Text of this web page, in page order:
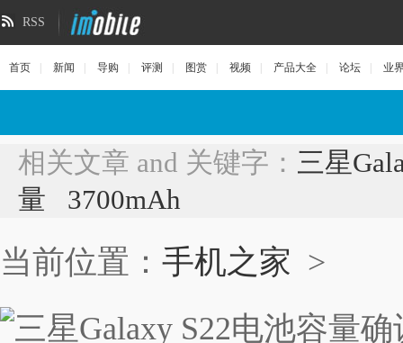
RSS
首页 新闻 导购 评测 图赏 视频 产品大全 论坛 业
相关文章 and 关键字： 三星
量
3700mAh
当前位置： 手机之家 >